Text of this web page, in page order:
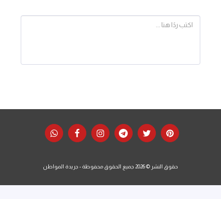
حقوق النشر © 2026 جميع الحقوق محفوظة - جريدة المواطن